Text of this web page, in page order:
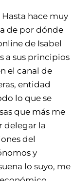
hace muy
de por dónde
de Isabel
a sus principios
el canal de
entidad
lo que se
que más me
delegar la
del
y
lo suyo, me